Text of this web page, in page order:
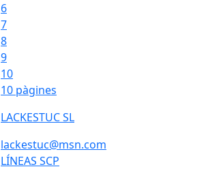
6
7
8
9
10
10 pàgines
LACKESTUC SL
lackestuc@msn.com
LÍNEAS SCP